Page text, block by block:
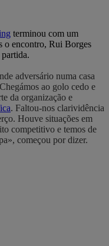
terminou com um
o encontro, Rui Borges
adversário numa casa
ao golo cedo e
da organização e
. Faltou-nos clarividência
Houve situações em
competitivo e temos de
começou por dizer.